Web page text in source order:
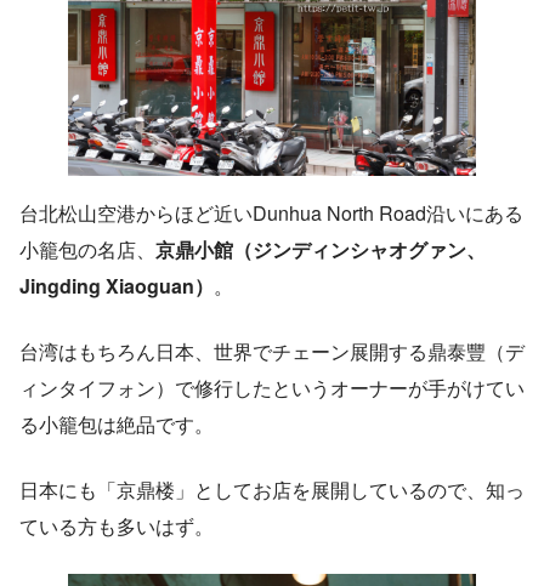
台北松山空港からほど近いDunhua North Road沿いにある
小籠包の名店、 京鼎小館（ジンディンシャオグァン、
Jingding Xiaoguan） 。
台湾はもちろん日本、世界でチェーン展開する鼎泰豐（デ
ィンタイフォン）で修行したというオーナーが手がけてい
る小籠包は絶品です。
日本にも「京鼎楼」としてお店を展開しているので、知っ
ている方も多いはず。